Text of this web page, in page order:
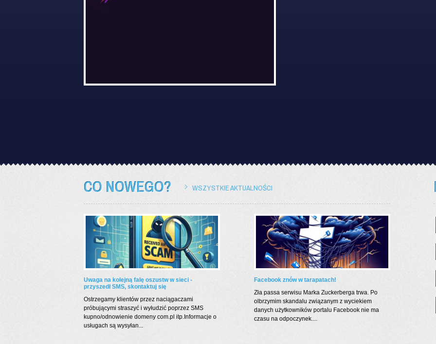
CO NOWEGO? WSZYSTKIE AKTUALNOŚCI
Uwaga na kolejną falę oszustw w sieci -
przyszedł SMS, skontaktuj się
Ostrzegamy klientów przez naciągaczami
próbującymi straszyć i wyłudzić poprzez SMS
kupno/odnowienie domeny com.pl itp.Informacje o
usługach są wysyłan...
Facebook znów w tarapatach!
Zła passa serwisu Marka Zuckerberga trwa. Po
olbrzymim skandalu związanym z wyciekiem
danych użytkowników portalu Facebook nie ma
czasu na odpoczynek....